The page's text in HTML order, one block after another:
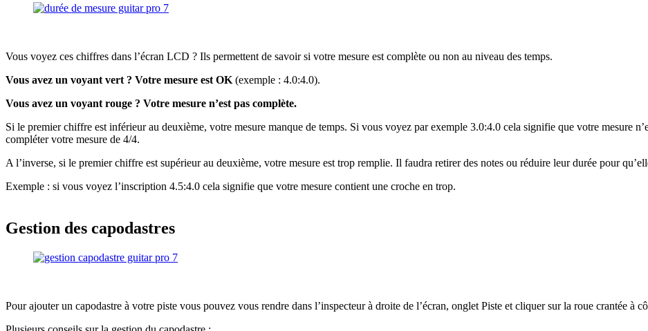
Vous voyez ces chiffres dans l’écran LCD ? Ils permettent de savoir si votre mesure est complète ou non au niveau des temps.
Vous avez un voyant vert ? Votre mesure est OK (exemple : 4.0:4.0).
Vous avez un voyant rouge ? Votre mesure n’est pas complète.
Si le premier chiffre est inférieur au deuxième, votre mesure manque de temps. Si vous voyez par exemple 3.0:4.0 cela signifie que votre mesure
compléter votre mesure de 4/4.
A l’inverse, si le premier chiffre est supérieur au deuxième, votre mesure est trop remplie. Il faudra retirer des notes ou réduire leur durée pour
Exemple : si vous voyez l’inscription 4.5:4.0 cela signifie que votre mesure contient une croche en trop.
Gestion des capodastres
Pour ajouter un capodastre à votre piste vous pouvez vous rendre dans l’inspecteur à droite de l’écran, onglet Piste et cliquer sur la roue crantée à